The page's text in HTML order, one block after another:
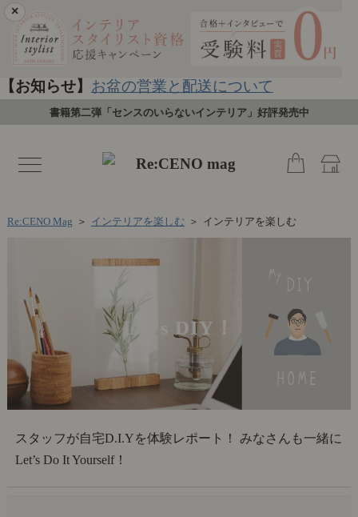
×
【お知らせ】 お盆の営業と配送について
書籍第二弾「センスのいらないインテリア」好評発売中
toggle
navigation
Re:CENO Mag ＞ インテリアを楽しむ ＞ インテリアを楽しむ
Let's DIY！
スタッフが自宅D.I.Yを体験レポート！ みなさんも一緒に
Let’s Do It Yourself！